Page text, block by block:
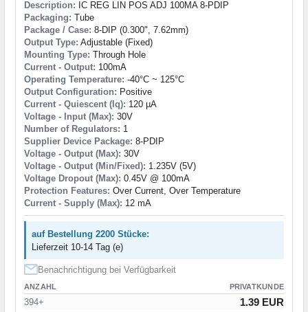
Description: IC REG LIN POS ADJ 100MA 8-PDIP
Packaging: Tube
Package / Case: 8-DIP (0.300", 7.62mm)
Output Type: Adjustable (Fixed)
Mounting Type: Through Hole
Current - Output: 100mA
Operating Temperature: -40°C ~ 125°C
Output Configuration: Positive
Current - Quiescent (Iq): 120 µA
Voltage - Input (Max): 30V
Number of Regulators: 1
Supplier Device Package: 8-PDIP
Voltage - Output (Max): 30V
Voltage - Output (Min/Fixed): 1.235V (5V)
Voltage Dropout (Max): 0.45V @ 100mA
Protection Features: Over Current, Over Temperature
Current - Supply (Max): 12 mA
auf Bestellung 2200 Stücke:
Lieferzeit 10-14 Tag (e)
Benachrichtigung bei Verfügbarkeit
ANZAHL PRIVATKUNDE
394+ 1.39 EUR